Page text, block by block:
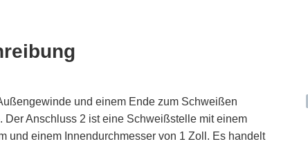
und einem Ende zum Schweißen
Anschluss 2 ist eine Schweißstelle mit einem
und einem Innendurchmesser von 1 Zoll. Es handelt